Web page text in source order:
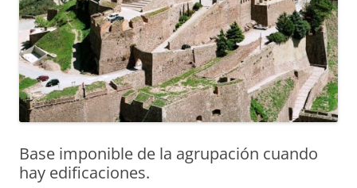
Base imponible de la agrupación cuando
hay edificaciones.